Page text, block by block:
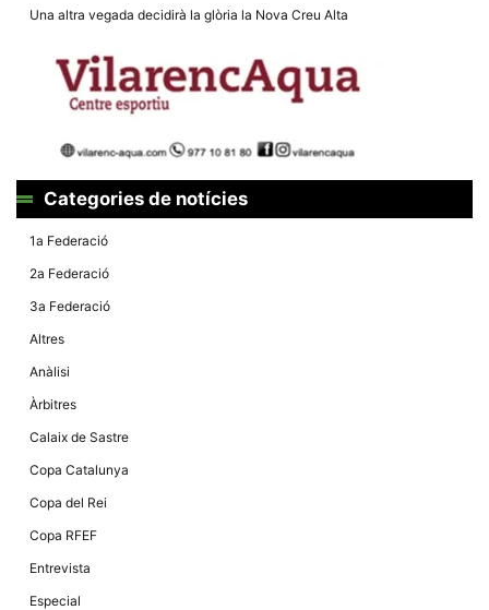
Una altra vegada decidirà la glòria la Nova Creu Alta
Categories de notícies
1a Federació
2a Federació
3a Federació
Altres
Anàlisi
Àrbitres
Calaix de Sastre
Copa Catalunya
Copa del Rei
Copa RFEF
Entrevista
Especial
opcionals,
són
funcionament
tècnic de la
web.